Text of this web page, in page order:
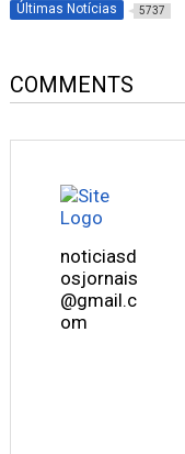
Últimas Notícias 5737
COMMENTS
noticiasd
osjornais
@gmail.c
om